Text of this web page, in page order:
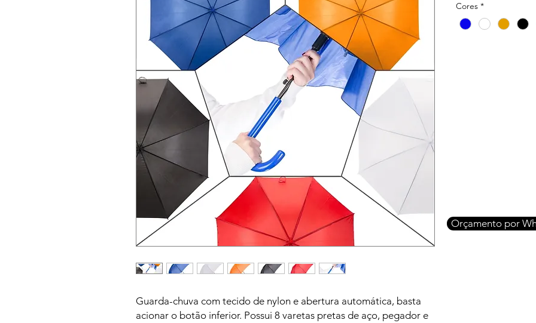
Guarda-chuva com tecido de nylon e abertura automática, basta
acionar o botão inferior. Possui 8 varetas pretas de aço, pegador e
Cores *
Orçamento por